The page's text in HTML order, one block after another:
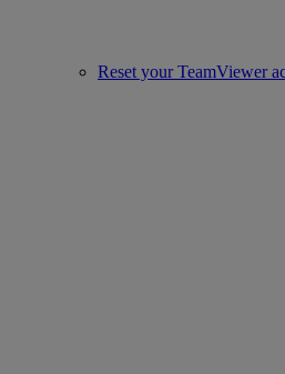
Reset your TeamViewer